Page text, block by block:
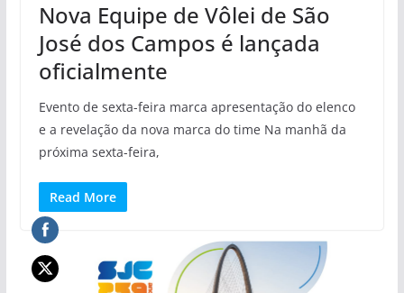
Nova Equipe de Vôlei de São
José dos Campos é lançada
oficialmente
Evento de sexta-feira marca apresentação do elenco
e a revelação da nova marca do time Na manhã da
próxima sexta-feira,
Read More